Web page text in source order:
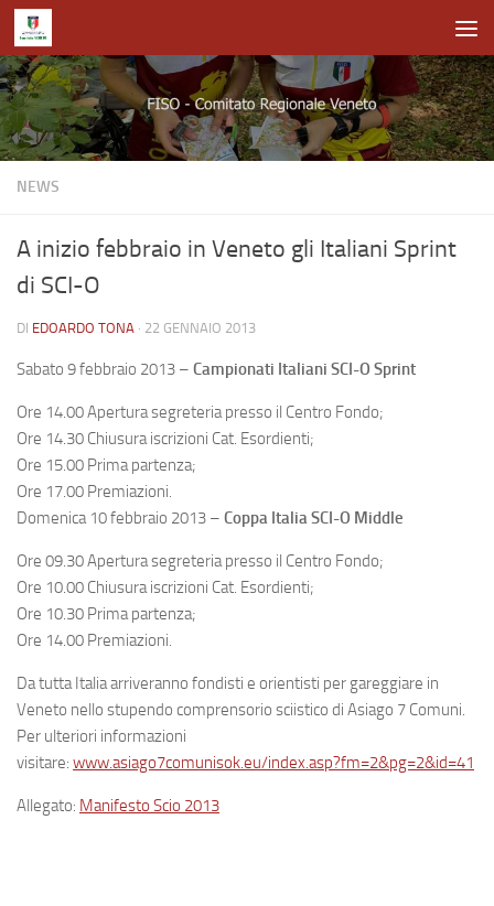
Salta al contenuto
NEWS
A inizio febbraio in Veneto gli Italiani Sprint
di SCI-O
DI EDOARDO TONA · 22 GENNAIO 2013
Sabato 9 febbraio 2013 – Campionati Italiani SCI-O Sprint
Ore 14.00 Apertura segreteria presso il Centro Fondo;
Ore 14.30 Chiusura iscrizioni Cat. Esordienti;
Ore 15.00 Prima partenza;
Ore 17.00 Premiazioni.
Domenica 10 febbraio 2013 – Coppa Italia SCI-O Middle
Ore 09.30 Apertura segreteria presso il Centro Fondo;
Ore 10.00 Chiusura iscrizioni Cat. Esordienti;
Ore 10.30 Prima partenza;
Ore 14.00 Premiazioni.
Da tutta Italia arriveranno fondisti e orientisti per gareggiare in
Veneto nello stupendo comprensorio sciistico di Asiago 7 Comuni.
Per ulteriori informazioni
visitare: www.asiago7comunisok.eu/index.asp?fm=2&pg=2&id=41
Allegato: Manifesto Scio 2013